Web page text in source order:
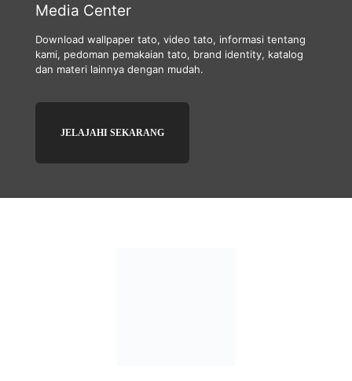
Media Center
Download wallpaper tato, video tato, informasi tentang
kami, pedoman pemakaian tato, brand identity, katalog
dan materi lainnya dengan mudah.
JELAJAHI SEKARANG